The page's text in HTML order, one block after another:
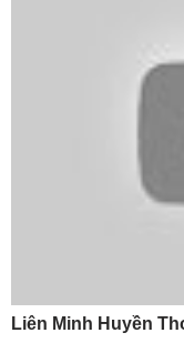
Liên Minh Huyền